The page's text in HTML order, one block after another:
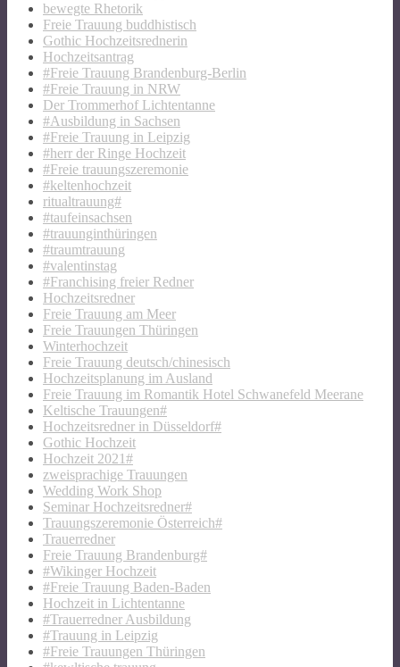
bewegte Rhetorik
Freie Trauung buddhistisch
Gothic Hochzeitsrednerin
Hochzeitsantrag
#Freie Trauung Brandenburg-Berlin
#Freie Trauung in NRW
Der Trommerhof Lichtentanne
#Ausbildung in Sachsen
#Freie Trauung in Leipzig
#herr der Ringe Hochzeit
#Freie trauungszeremonie
#keltenhochzeit
ritualtrauung#
#taufeinsachsen
#trauunginthüringen
#traumtrauung
#valentinstag
#Franchising freier Redner
Hochzeitsredner
Freie Trauung am Meer
Freie Trauungen Thüringen
Winterhochzeit
Freie Trauung deutsch/chinesisch
Hochzeitsplanung im Ausland
Freie Trauung im Romantik Hotel Schwanefeld Meerane
Keltische Trauungen#
Hochzeitsredner in Düsseldorf#
Gothic Hochzeit
Hochzeit 2021#
zweisprachige Trauungen
Wedding Work Shop
Seminar Hochzeitsredner#
Trauungszeremonie Österreich#
Trauerredner
Freie Trauung Brandenburg#
#Wikinger Hochzeit
#Freie Trauung Baden-Baden
Hochzeit in Lichtentanne
#Trauerredner Ausbildung
#Trauung in Leipzig
#Freie Trauungen Thüringen